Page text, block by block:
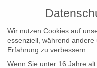
Wir nutzen Cookies auf
essenziell, während
Erfahrung zu verbessern.
Wenn Sie unter 16 Jahre